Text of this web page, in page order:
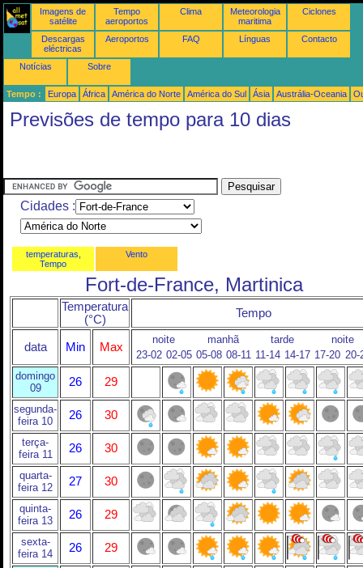
Imagens de
satélite
Tempo
aeroportos
Clima
Meteorologia
maritima
Ciclones
Descargas
eléctricas
Aeroportos FAQ Línguas Contacto
Notícias Sobre
Tempo : Europa África América do Norte América do Sul Ásia Austrália-Oceania
Previsões de tempo para 10 dias
Cidades :
temperaturas,
Tempo
Vento
Fort-de-France, Martinica
Temperatura
(°C)
Tempo
data Min Max
noite manhã tarde
noite
23-02 02-05 05-08 08-11 11-14 14-17 17-20 20-
domingo
09
26 29
segunda-
feira 10
26 30
terça-
feira 11
26 30
quarta-
feira 12
27 30
quinta-
feira 13
26 29
sexta-
feira 14
26 29